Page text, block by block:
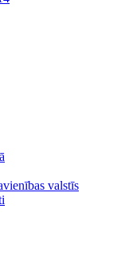
valstīs